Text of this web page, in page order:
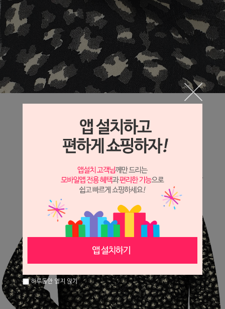
하루동안 열지 않기